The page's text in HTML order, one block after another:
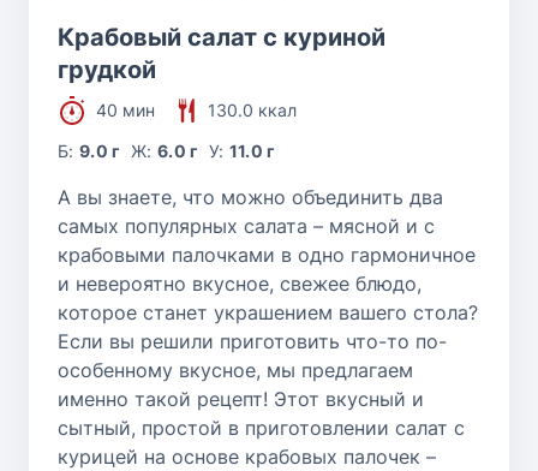
Крабовый салат с куриной
грудкой
40 мин
130.0 ккал
Б:9.0 г Ж: 6.0 г У: 11.0 г
А вы знаете, что можно объединить два
самых популярных салата – мясной и с
крабовыми палочками в одно гармоничное
и невероятно вкусное, свежее блюдо,
которое станет украшением вашего стола?
Если вы решили приготовить что-то по-
особенному вкусное, мы предлагаем
именно такой рецепт! Этот вкусный и
сытный, простой в приготовлении салат с
курицей на основе крабовых палочек –